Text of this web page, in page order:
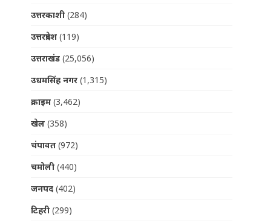
उत्तरकाशी(284)
उत्तरप्रदेश(119)
उत्तराखंड(25,056)
उधमसिंह नगर(1,315)
क्राइम(3,462)
खेल(358)
चंपावत(972)
चमोली(440)
जनपद(402)
टिहरी(299)